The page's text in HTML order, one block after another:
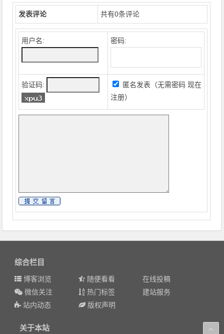
发表评论 共有0条评论
用户名: 密码:
验证码: 匿名发表（无需密码现在
注册）
综合栏目
博客浏览 随便看看
在线投稿
微信关注
热门标签
建站服务
站内动态
版权声明
关于本站